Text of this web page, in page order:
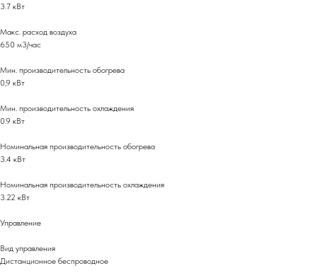
3.7 кВт
Макс. расход воздуха
650 м3/час
Мин. производительность обогрева
0,9 кВт
Мин. производительность охлаждения
0.9 кВт
Номинальная производительность обогрева
3.4 кВт
Номинальная производительность охлаждения
3.22 кВт
Управление
Вид управления
Дистанционное беспроводное